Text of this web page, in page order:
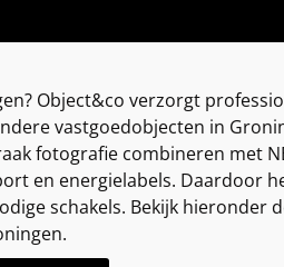
Object&co verzorgt
vastgoedobjecten in
fotografie combineren met
en energielabels. Daardoor
schakels. Bekijk hieronder